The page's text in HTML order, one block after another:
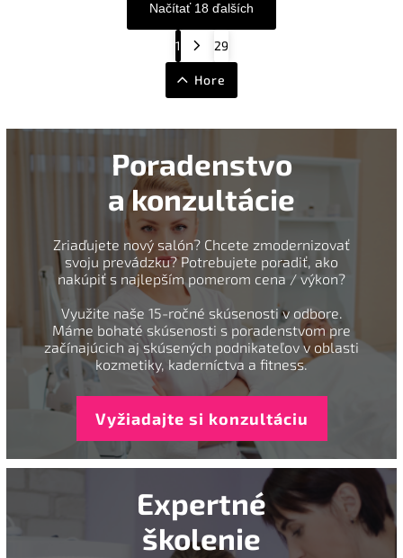
Načítať 18 ďalších
1 29
Hore
Poradenstvo
a konzultácie
Zriaďujete nový salón? Chcete zmodernizovať
svoju prevádzku? Potrebujete poradiť, ako
nakúpiť s najlepším pomerom cena / výkon?
Využite naše 15-ročné skúsenosti v odbore.
Máme bohaté skúsenosti s poradenstvom pre
začínajúcich aj skúsených podnikateľov v oblasti
kozmetiky, kaderníctva a fitness.
Vyžiadajte si konzultáciu
Expertné
školenie